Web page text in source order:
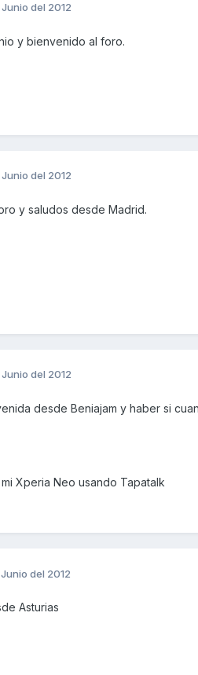
del 2012
y bienvenido al foro.
del 2012
y saludos desde Madrid.
del 2012
desde Beniajam y haber si
Xperia Neo usando Tapatalk
del 2012
Asturias